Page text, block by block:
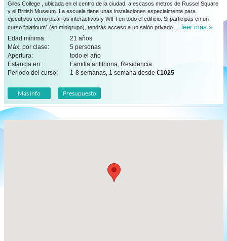
Giles College , ubicada en el centro de la ciudad, a escasos metros de Russel Square
y el British Museum. La escuela tiene unas instalaciones especialmente para
ejecutivos como pizarras interactivas y WIFI en todo el edificio. Si participas en un
curso “platinum” (en minigrupo), tendrás acceso a un salón privado...
leer más »
Edad mínima:
21 años
Máx. por clase:
5 personas
Apertura:
todo el año
Estancia en:
Familia anfitriona, Residencia
Periodo del curso:
1-8 semanas, 1 semana desde €1025
Más info Presupuesto